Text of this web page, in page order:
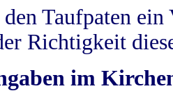
Taufpaten
Richtigkeit
im